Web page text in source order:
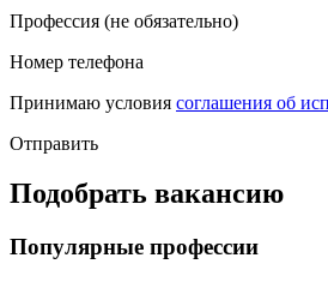
Профессия (не обязательно)
Номер телефона
Принимаю условия соглашения об
Отправить
Подобрать вакансию
Популярные профессии